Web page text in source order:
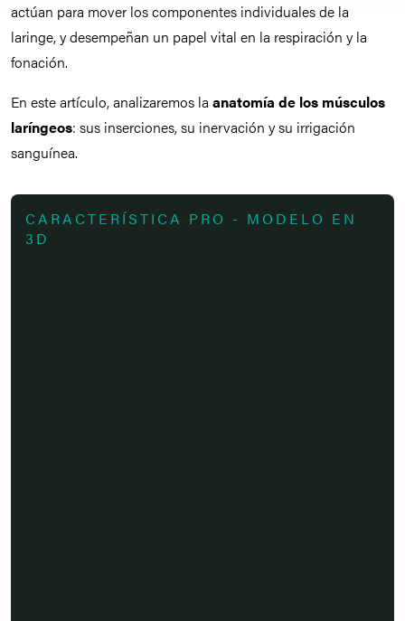
actúan para mover los componentes individuales de la
laringe, y desempeñan un papel vital en la respiración y la
fonación.
En este artículo, analizaremos la anatomía de los músculos
laríngeos: sus inserciones, su inervación y su irrigación
sanguínea.
CARACTERÍSTICA PRO - MODELO EN
3D